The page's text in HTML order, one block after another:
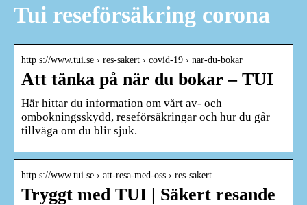
Tui reseförsäkring corona
http s://www.tui.se › res-sakert › covid-19 › nar-du-bokar
Att tänka på när du bokar – TUI
Här hittar du information om vårt av- och
ombokningsskydd, reseförsäkringar och hur du går
tillväga om du blir sjuk.
http s://www.tui.se › att-resa-med-oss › res-sakert
Tryggt med TUI | Säkert resande